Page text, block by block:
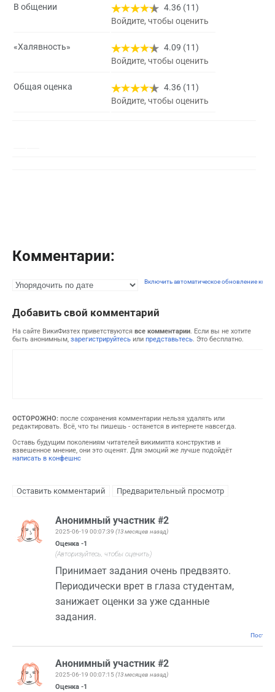
В общении
4.36 (11)
Войдите, чтобы оценить
«Халявность»
4.09 (11)
Войдите, чтобы оценить
Общая оценка
4.36 (11)
Войдите, чтобы оценить
Комментарии:
Включить автоматическое обновление
Добавить свой комментарий
На сайте ВикиФизтех приветствуются все комментарии. Если вы не хотите
быть анонимным, зарегистрируйтесь или представьтесь. Это бесплатно.
ОСТОРОЖНО: после сохранения комментарии нельзя удалять или
редактировать. Всё, что ты пишешь - останется в интернете навсегда.
Оставь будущим поколениям читателей викимипта конструктив и
взвешенное мнение, они это оценят. Для эмоций же лучше подойдёт
написать в конфешнс
Анонимный участник #2
2025-06-19 00:07:39 (13 месяцев назад)
Оценка -1
(Авторизуйтесь, чтобы оценить)
Принимает задания очень предвзято.
Периодически врет в глаза студентам,
занижает оценки за уже сданные
задания.
Анонимный участник #2
2025-06-19 00:07:15 (13 месяцев назад)
Оценка -1